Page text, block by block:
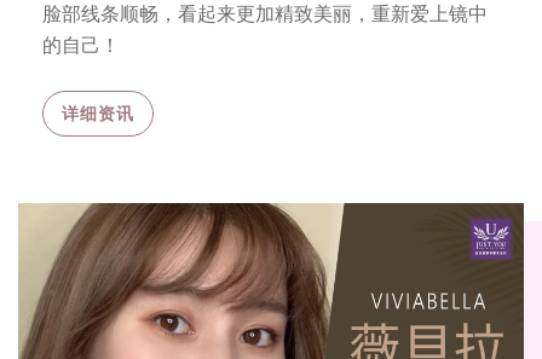
脸部线条顺畅，看起来更加精致美丽，重新爱上镜中
的自己！
详细资讯